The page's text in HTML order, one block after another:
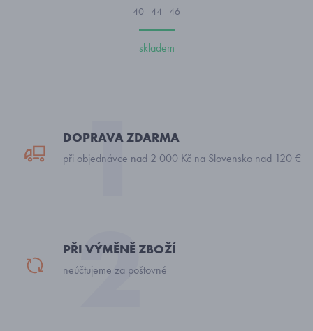
40 44 46
skladem
DOPRAVA ZDARMA
při objednávce nad 2 000 Kč na Slovensko nad 120 €
PŘI VÝMĚNĚ ZBOŽÍ
neúčtujeme za poštovné